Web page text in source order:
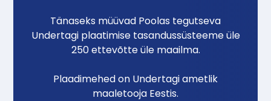
Tänaseks müüvad Poolas tegutseva
Undertagi plaatimise tasandussüsteeme üle
250 ettevõtte üle maailma.
Plaadimehed on Undertagi ametlik
maaletooja Eestis.